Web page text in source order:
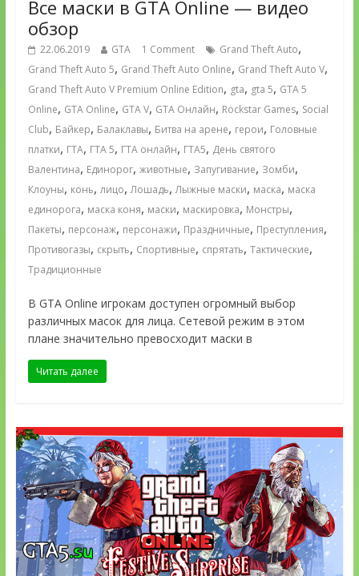
Все маски в GTA Online — видео
обзор
22.06.2019 GTA 1 Comment Grand Theft Auto,
Grand Theft Auto 5, Grand Theft Auto Online, Grand Theft Auto V,
Grand Theft Auto V Premium Online Edition, gta, gta 5, GTA 5
Online, GTA Online, GTA V, GTA Онлайн, Rockstar Games, Social
Club, Байкер, Балаклавы, Битва на арене, герои, Головные
платки, ГТА, ГТА 5, ГТА онлайн, ГТА5, День святого
Валентина, Единорог, животные, Запугивание, Зомби,
Клоуны, конь, лицо,Лошадь,Лыжные маски, маска, маска
единорога, маска коня, маски, маскировка, Монстры,
Пакеты, персонаж, персонажи, Праздничные, Преступления,
Противогазы, скрыть, Спортивные, спрятать, Тактические,
Традиционные
В GTA Online игрокам доступен огромный выбор
различных масок для лица. Сетевой режим в этом
плане значительно превосходит маски в
Читать далее